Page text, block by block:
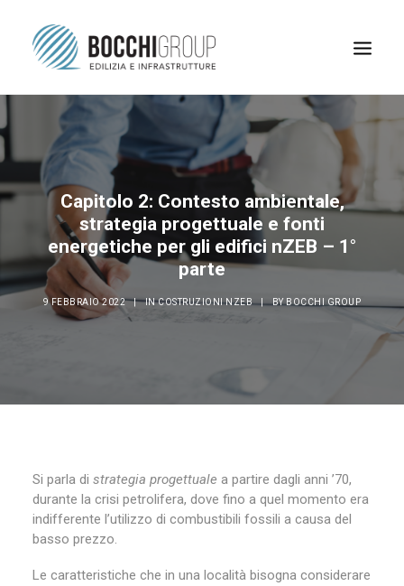
Capitolo 2: Contesto ambientale,
strategia progettuale e fonti
energetiche per gli edifici nZEB – 1°
parte
9 FEBBRAIO 2022 | INCOSTRUZIONI NZEB | BYBOCCHI GROUP
Si parla di strategia progettuale a partire dagli anni ’70,
durante la crisi petrolifera, dove fino a quel momento era
indifferente l’utilizzo di combustibili fossili a causa del
basso prezzo.
Le caratteristiche che in una località bisogna considerare